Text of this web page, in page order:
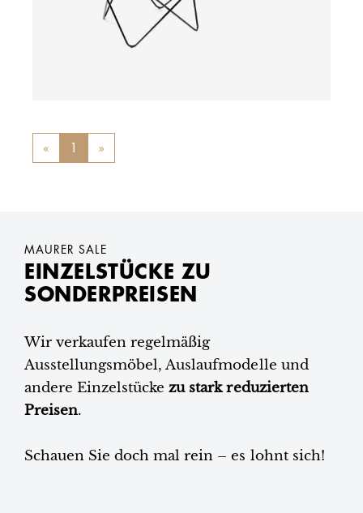
« Previous
1 »
MAURER SALE
EINZELSTÜCKE ZU
SONDERPREISEN
Wir verkaufen regelmäßig
Ausstellungsmöbel, Auslaufmodelle und
andere Einzelstücke zu stark reduzierten
Preisen.
Schauen Sie doch mal rein – es lohnt sich!